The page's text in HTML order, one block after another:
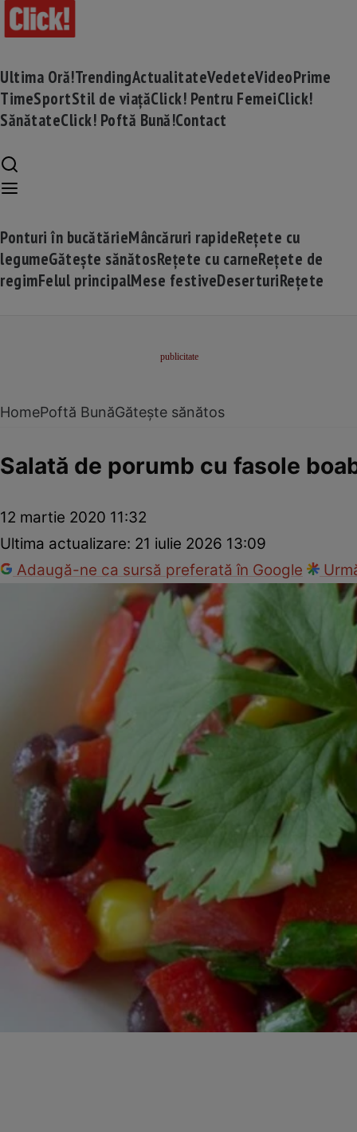
Ultima Oră!TrendingActualitateVedeteVideoPrime
TimeSportStil de viațăClick! Pentru FemeiClick!
SănătateClick! Poftă Bună!Contact
Ponturi în bucătărieMâncăruri rapideRețete cu
legumeGătește sănătosRețete cu carneRețete de
regimFelul principalMese festiveDeserturiRețete
HomePoftă BunăGătește sănătos
Salată de porumb cu fasole
12 martie 2020 11:32
Ultima actualizare: 21 iulie 2026 13:09
Adaugă-ne ca sursă preferată în Google